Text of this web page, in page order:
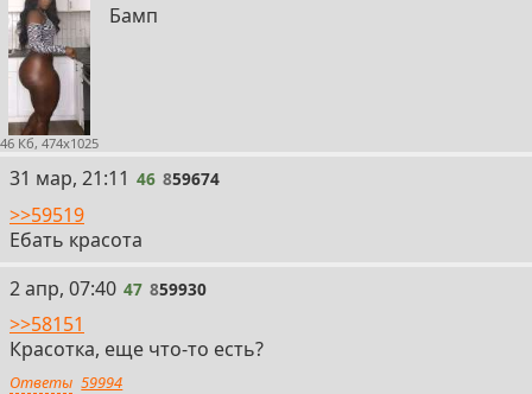
46 Кб, 474x1025
Бамп
46
31 мар, 21:11 46 859674
>>59519
Ебать красота
47
2 апр, 07:40 47 859930
>>58151
Красотка, еще что-то есть?
Ответы 59994